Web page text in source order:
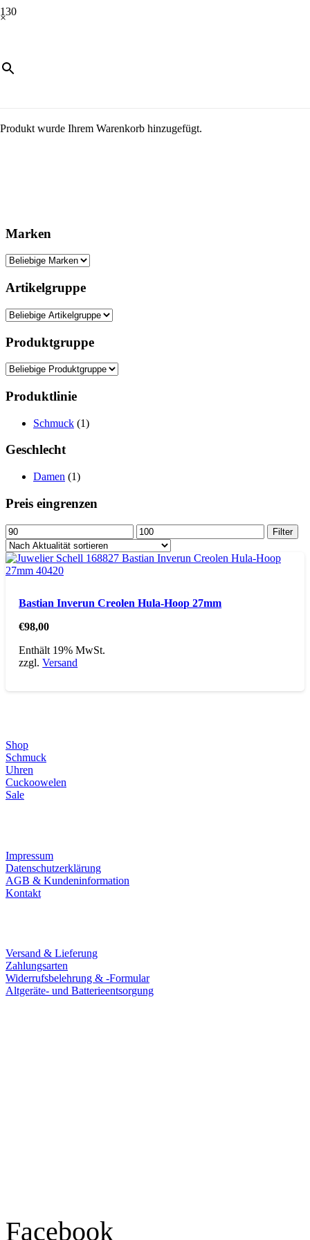
×
Produkt wurde Ihrem Warenkorb hinzugefügt.
Marken
Artikelgruppe
Produktgruppe
Produktlinie
Schmuck (1)
Geschlecht
Damen (1)
Preis eingrenzen
Min.
Preis
Max.
Preis
Filter
Bastian Inverun Creolen Hula-Hoop 27mm
€98,00
Enthält 19% MwSt.
zzgl.Versand
Shop
Schmuck
Uhren
Cuckoowelen
Sale
Impressum
Datenschutzerklärung
AGB & Kundeninformation
Kontakt
Versand & Lieferung
Zahlungsarten
Widerrufsbelehrung & -Formular
Altgeräte- und Batterieentsorgung
Facebook